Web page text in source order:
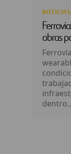
NOTICIAS
obras